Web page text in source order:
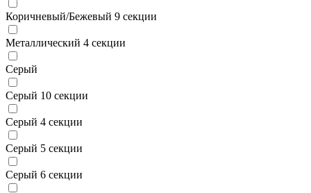
Коричневый/Бежевый 9 секции
Металлический 4 секции
Серый
Серый 10 секции
Серый 4 секции
Серый 5 секции
Серый 6 секции